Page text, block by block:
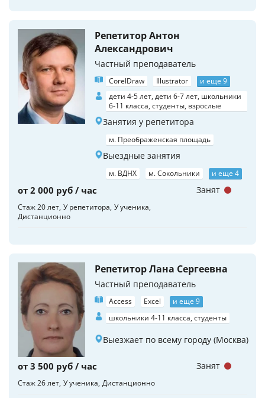
Репетитор Антон
Александрович
Частный преподаватель
CorelDraw Illustrator
и еще 9
дети 4-5 лет, дети 6-7 лет, школьники
6-11 класса, студенты, взрослые
Занятия у репетитора
м. Преображенская площадь
Выездные занятия
м. ВДНХ м. Сокольники и еще 4
от 2 000 руб / час
Стаж 20 лет У репетитора У ученика
Дистанционно
Занят
Репетитор Лана Сергеевна
Частный преподаватель
Access Excel
и еще 9
школьники 4-11 класса, студенты
Выезжает по всему городу (Москва)
от 3 500 руб / час
Стаж 26 лет У ученика Дистанционно
Занят